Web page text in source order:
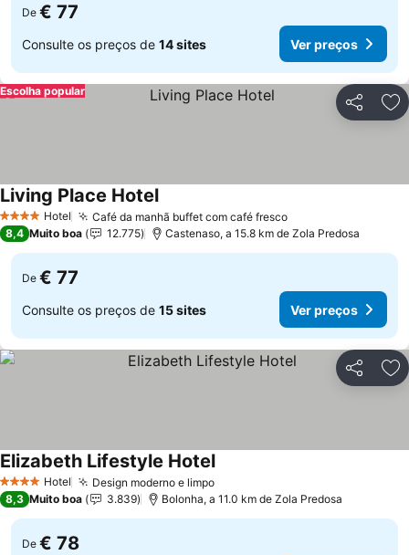
De € 77
Consulte os preços de 14 sites Ver preços
Partilhar
Escolha popular
4 EstrelasHotel Café da manhã buffet com café fresco
Living Place Hotel
8,4 Muito boa 12.775 Castenaso, a 15.8 km de Zola Predosa
De € 77
Consulte os preços de 15 sites Ver preços
Partilhar
4 EstrelasHotel Design moderno e limpo
Elizabeth Lifestyle Hotel
8,3 Muito boa 3.839 Bolonha, a 11.0 km de Zola Predosa
De € 78